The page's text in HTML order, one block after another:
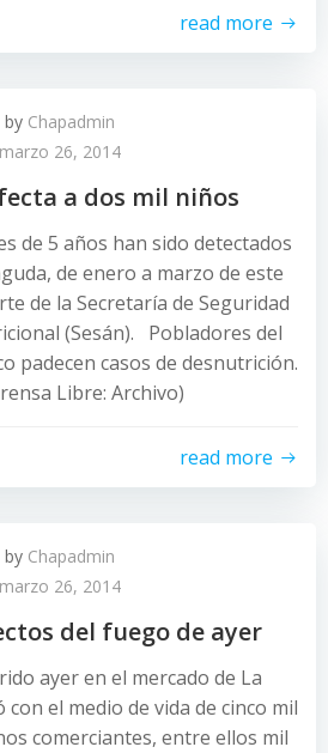
read more
by Chapadmin
marzo 26, 2014
a dos mil niños
de 5 años han sido detectados
de enero a marzo de este
de la Secretaría de Seguridad
(Sesán). Pobladores del
padecen casos de desnutrición.
Libre: Archivo)
read more
by Chapadmin
marzo 26, 2014
del fuego de ayer
ayer en el mercado de La
el medio de vida de cinco mil
comerciantes, entre ellos mil